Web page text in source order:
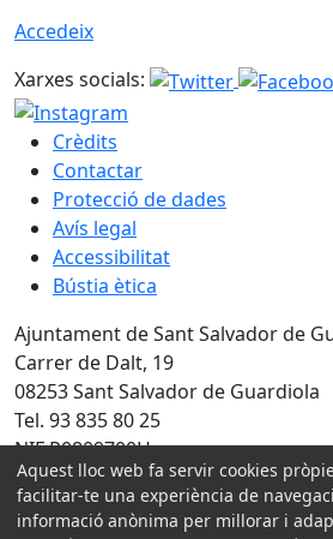
Accedeix
Xarxes socials:
Crèdits
Contactar
Protecció de dades
Avís legal
Accessibilitat
Bústia ètica
Ajuntament de Sant Salvador de
Carrer de Dalt, 19
08253 Sant Salvador de Guardiola
Tel. 93 835 80 25
NIF P0809700H
Amb la col·laboració de:
Aquest lloc web fa servir cookies
facilitar-te una experiència de
informació anònima per millorar i